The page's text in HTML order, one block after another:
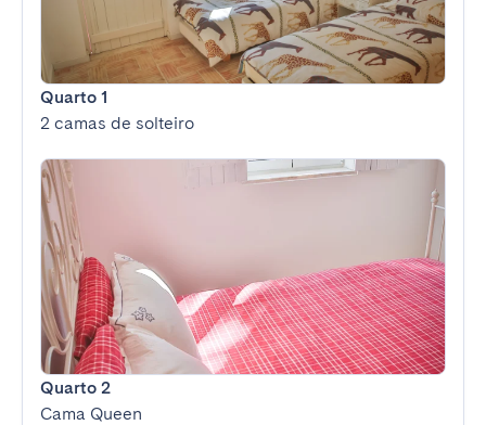
Quarto 1
2 camas de solteiro
Quarto 2
Cama Queen